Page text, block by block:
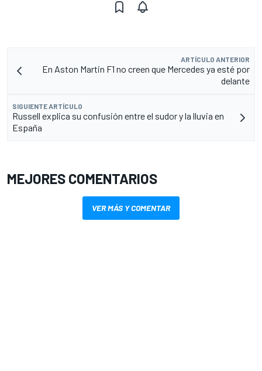
ARTÍCULO ANTERIOR
En Aston Martin F1 no creen que Mercedes ya esté por
delante
SIGUIENTE ARTÍCULO
Russell explica su confusión entre el sudor y la lluvia en
España
MEJORES COMENTARIOS
VER MÁS Y COMENTAR